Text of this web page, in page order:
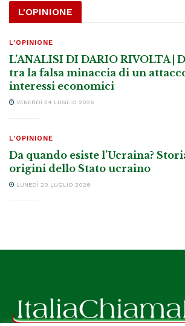
L'OPINIONE
L'OPINIONE
L’ANALISI DI DARIO RIVOLTA |
tra la falsa minaccia di un
interessi economici
VENERDÌ 24 LUGLIO 2026
L'OPINIONE
Da quando esiste l’Ucraina?
origini dello Stato ucraino
LUNEDÌ 20 LUGLIO 2026